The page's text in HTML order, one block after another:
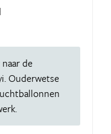
de
Ouderwetse